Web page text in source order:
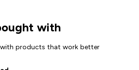
with
products that work better